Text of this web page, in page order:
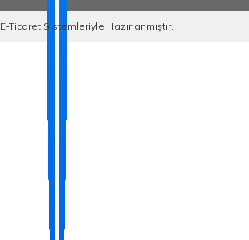
E-TicaretSistemleriyle Hazırlanmıştır.